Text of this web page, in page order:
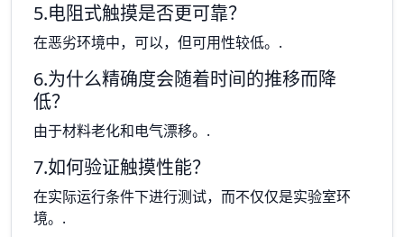
5.电阻式触摸是否更可靠？
在恶劣环境中，可以，但可用性较低。.
6.为什么精确度会随着时间的推移而降
低？
由于材料老化和电气漂移。.
7.如何验证触摸性能？
在实际运行条件下进行测试，而不仅仅是实验室环
境。.